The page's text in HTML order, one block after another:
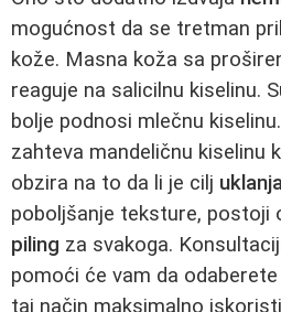
mogućnost da se tretman
kože. Masna koža sa
reaguje na salicilnu kiselinu.
bolje podnosi mlečnu
zahteva mandeličnu kiselinu
obzira na to da li je cilj
poboljšanje teksture, postoji
piling za svakoga.
pomoći će vam da
taj način maksimalno